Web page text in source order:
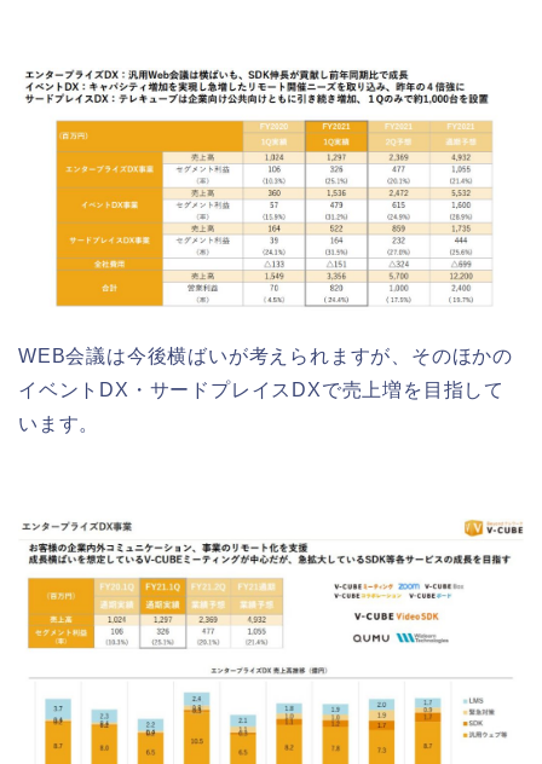
WEB会議は今後横ばいが考えられますが、そのほかの
イベントDX・サードプレイスDXで売上増を目指して
います。